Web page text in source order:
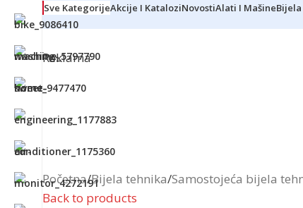
Sve KategorijeAkcije I KataloziNovostiAlati I Mašine
Reklama
Početna/Bijela tehnika/Samostojeća bijela
Back to products